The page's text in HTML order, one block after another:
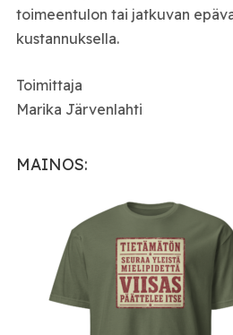
toimeentulon tai jatkuvan
kustannuksella.
Toimittaja
Marika Järvenlahti
MAINOS: